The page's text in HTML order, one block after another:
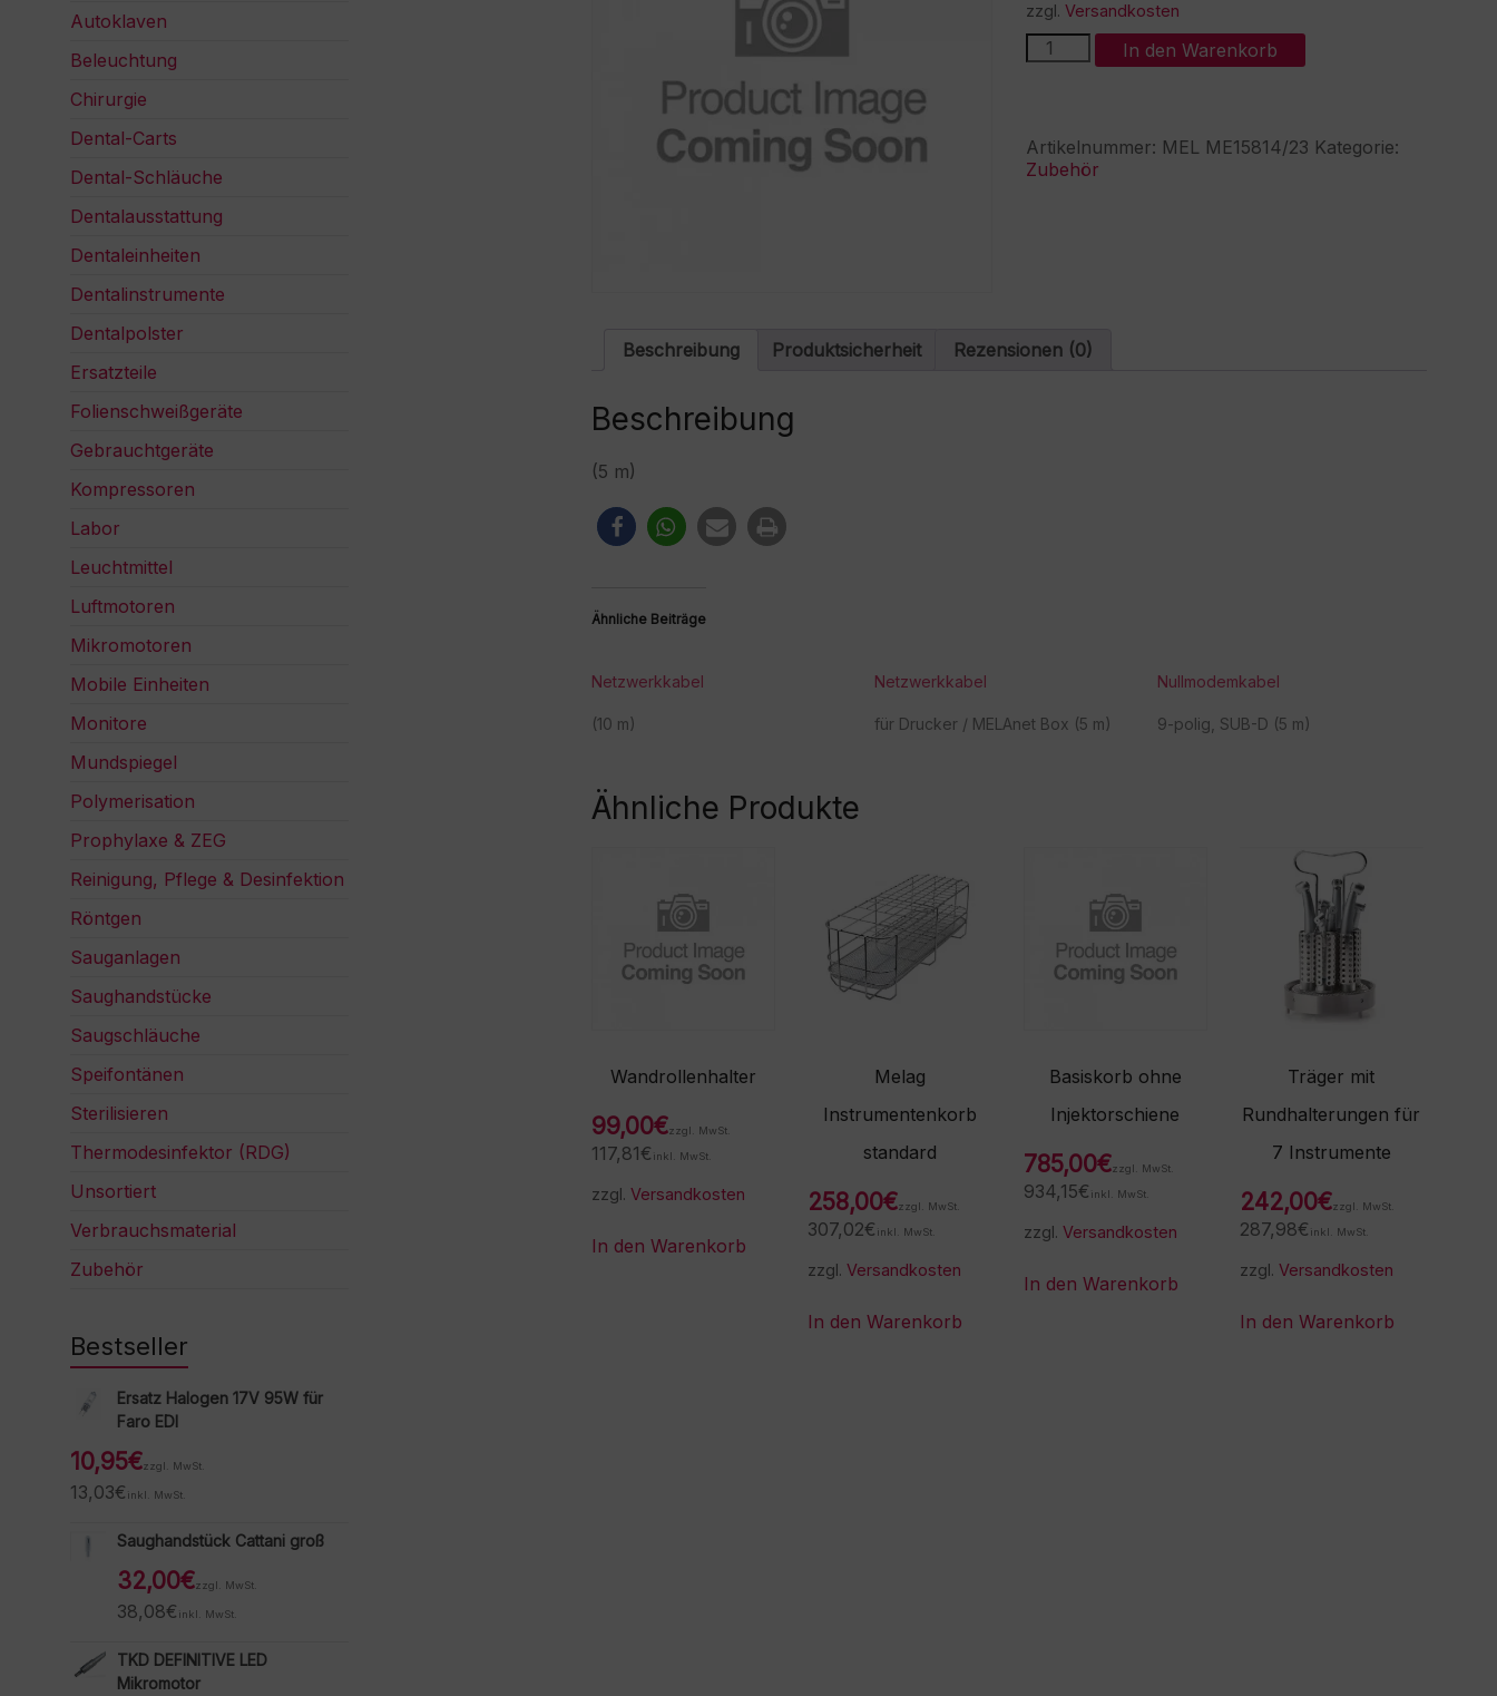
zzgl. Versandkosten
Netzwerkkabel
Menge
In den Warenkorb
n
Artikelnummer: MEL ME15814/23 Kategorie:
Zubehör
Beschreibung Produktsicherheit Rezensionen (0)
Beschreibung
(5 m)
Ähnliche Beiträge
Netzwerkkabel
(10 m)
Netzwerkkabel
für Drucker / MELAnet Box (5 m)
Nullmodemkabel
9-polig, SUB-D (5 m)
Ähnliche Produkte
Wandrollenhalter
99,00€zzgl. MwSt.
117,81€ inkl. MwSt.
zzgl. Versandkosten
In den Warenkorb
Melag
Instrumentenkorb
standard
258,00€zzgl. MwSt.
307,02€ inkl. MwSt.
zzgl. Versandkosten
In den Warenkorb
Basiskorb ohne
Injektorschiene
785,00€zzgl. MwSt.
934,15€ inkl. MwSt.
zzgl. Versandkosten
In den Warenkorb
Träger mit
Rundhalterungen für
7 Instrumente
242,00€zzgl. MwSt.
287,98€ inkl. MwSt.
zzgl. Versandkosten
In den Warenkorb
Autoklaven
Beleuchtung
Chirurgie
Dental-Carts
Dental-Schläuche
Dentalausstattung
Dentaleinheiten
Dentalinstrumente
Dentalpolster
Ersatzteile
Folienschweißgeräte
Gebrauchtgeräte
Kompressoren
Labor
Leuchtmittel
Luftmotoren
Mikromotoren
Mobile Einheiten
Monitore
Mundspiegel
Polymerisation
Prophylaxe & ZEG
Reinigung, Pflege & Desinfektion
Röntgen
Sauganlagen
Saughandstücke
Saugschläuche
Speifontänen
Sterilisieren
Thermodesinfektor (RDG)
Unsortiert
Verbrauchsmaterial
Zubehör
Bestseller
Ersatz Halogen 17V 95W für
Faro EDI
10,95€zzgl. MwSt.
13,03€ inkl. MwSt.
Saughandstück Cattani groß
32,00€zzgl. MwSt.
38,08€ inkl. MwSt.
TKD DEFINITIVE LED
Mikromotor